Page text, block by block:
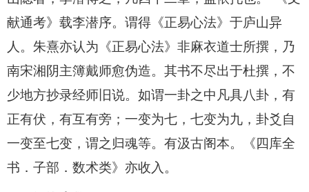
献通考》载李潜序。谓得《正易心法》于庐山异
人。朱熹亦认为《正易心法》非麻衣道士所撰，乃
南宋湘阴主簿戴师愈伪造。其书不尽出于杜撰，不
少地方抄录经师旧说。如谓一卦之中凡具八卦，有
正有伏，有互有旁；一变为七，七变为九，卦爻自
一变至七变，谓之归魂等。有汲古阁本。《四库全
书．子部．数术类》亦收入。